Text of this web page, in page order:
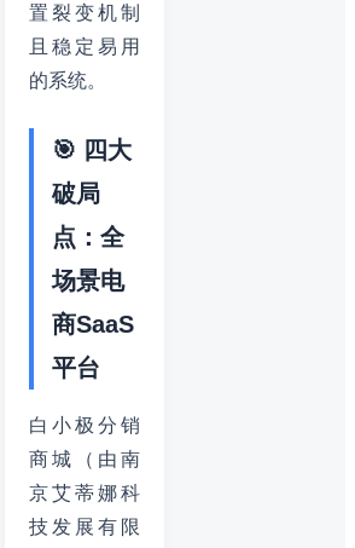
置裂变机制
且稳定易用
的系统。
🎯 四大
破局
点：全
场景电
商SaaS
平台
白小极分销
商城（由南
京艾蒂娜科
技发展有限